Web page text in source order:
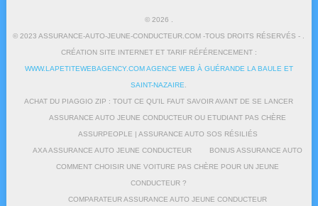
© 2026
© 2023 ASSURANCE-AUTO-JEUNE-CONDUCTEUR.COM -TOUS DROITS RÉSERVÉS - .
CRÉATION SITE INTERNET ET TARIF RÉFÉRENCEMENT :
WWW.LAPETITEWEBAGENCY.COM AGENCE WEB À GUÉRANDE LA BAULE ET
SAINT-NAZAIRE
ACHAT DU PIAGGIO ZIP : TOUT CE QU’IL FAUT SAVOIR AVANT DE SE LANCER
ASSURANCE AUTO JEUNE CONDUCTEUR OU ETUDIANT PAS CHÈRE
ASSURPEOPLE | ASSURANCE AUTO SOS RÉSILIÉS
AXA ASSURANCE AUTO JEUNE CONDUCTEUR BONUS ASSURANCE AUTO
COMMENT CHOISIR UNE VOITURE PAS CHÈRE POUR UN JEUNE
CONDUCTEUR ?
COMPARATEUR ASSURANCE AUTO JEUNE CONDUCTEUR